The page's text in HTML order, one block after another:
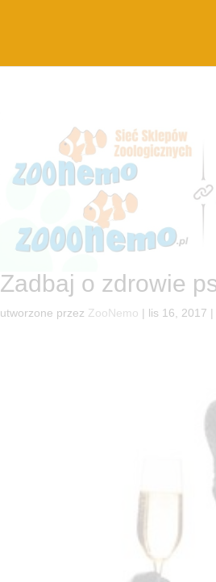
Zadbaj o zdrowie
utworzone przez ZooNemo | lis 16, 2017 |